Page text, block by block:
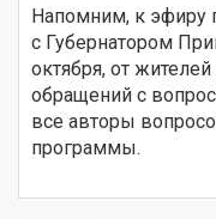
Напомним, к эфиру
с Губернатором
октября, от
обращений с
все авторы
программы.